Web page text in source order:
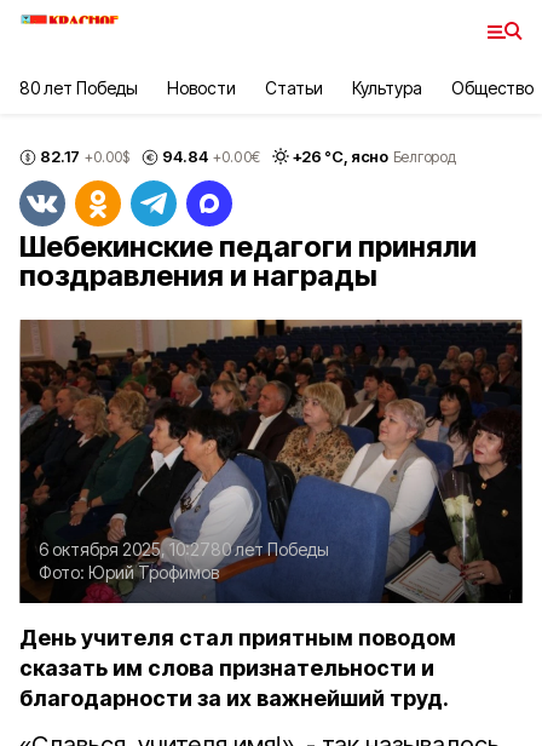
80 лет Победы Новости Статьи Культура Общество
82.17 +0.00$ 94.84 +0.00€ +26 °С, ясно Белгород
Шебекинские педагоги приняли
поздравления и награды
6 октября 2025, 10:2780 лет Победы
Фото: Юрий Трофимов
День учителя стал приятным поводом
сказать им слова признательности и
благодарности за их важнейший труд.